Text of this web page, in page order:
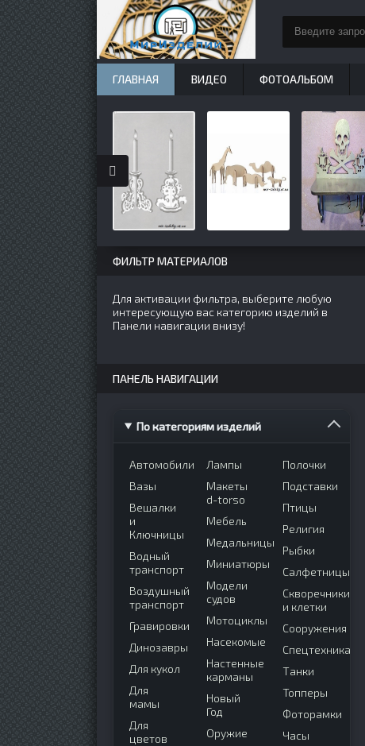
ФИЛЬТР МАТЕРИАЛОВ
Для активации фильтра, выберите любую
интересующую вас категорию изделий в
Панели навигации внизу!
ПАНЕЛЬ НАВИГАЦИИ
По категориям изделий
Автомобили
Вазы
Вешалки
и
Ключницы
Водный
транспорт
Воздушный
транспорт
Гравировки
Динозавры
Для кукол
Для
мамы
Для
цветов
Лампы
Макеты
d-torso
Мебель
Медальницы
Миниатюры
Модели
судов
Мотоциклы
Насекомые
Настенные
карманы
Новый
Год
Оружие
Полочки
Подставки
Птицы
Религия
Рыбки
Салфетницы
Скворечники
и клетки
Сооружения
Спецтехника
Танки
Топперы
Фоторамки
Часы
ГЛАВНАЯ ВИДЕО ФОТОАЛЬБОМ